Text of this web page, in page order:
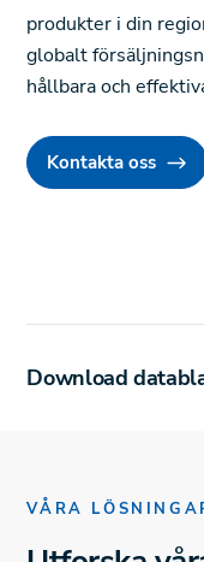
produkter i din
globalt
hållbara och
Kontakta oss
Download
VÅRA